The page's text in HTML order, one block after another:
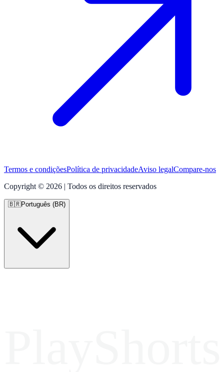
Termos e condiçõesPolítica de privacidadeAviso legalCompare-nos
Copyright © 2026 | Todos os direitos reservados
🇧🇷Português (BR)